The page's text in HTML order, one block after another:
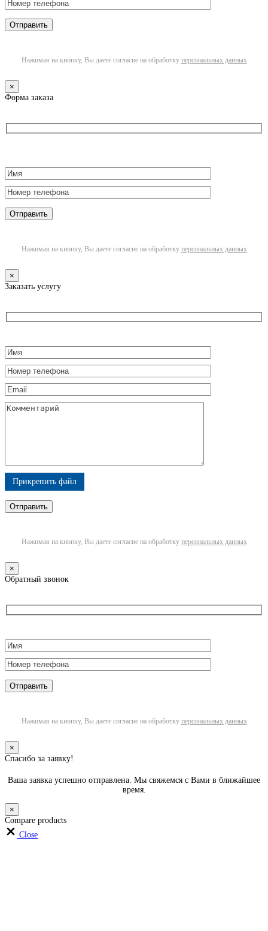
Нажимая на кнопку, Вы даете согласие на обработку персональных данных
×
Форма заказа
Нажимая на кнопку, Вы даете согласие на обработку персональных данных
×
Заказать услугу
Прикрепить файл
Нажимая на кнопку, Вы даете согласие на обработку персональных данных
×
Обратный звонок
Нажимая на кнопку, Вы даете согласие на обработку персональных данных
×
Спасибо за заявку!
Ваша заявка успешно отправлена. Мы свяжемся с Вами в ближайшее
время.
×
Compare products
Close